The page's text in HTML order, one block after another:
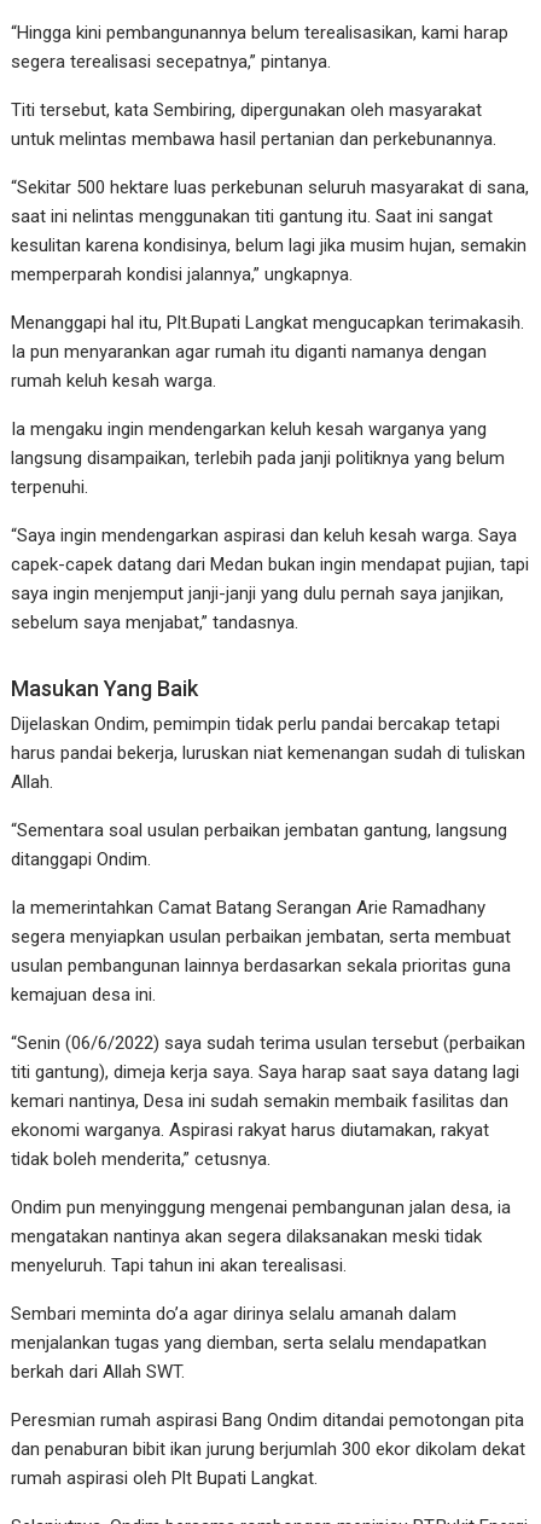
“Hingga kini pembangunannya belum terealisasikan, kami harap
segera terealisasi secepatnya,” pintanya.
Titi tersebut, kata Sembiring, dipergunakan oleh masyarakat
untuk melintas membawa hasil pertanian dan perkebunannya.
“Sekitar 500 hektare luas perkebunan seluruh masyarakat di sana,
saat ini nelintas menggunakan titi gantung itu. Saat ini sangat
kesulitan karena kondisinya, belum lagi jika musim hujan, semakin
memperparah kondisi jalannya,” ungkapnya.
Menanggapi hal itu, Plt.Bupati Langkat mengucapkan terimakasih.
Ia pun menyarankan agar rumah itu diganti namanya dengan
rumah keluh kesah warga.
Ia mengaku ingin mendengarkan keluh kesah warganya yang
langsung disampaikan, terlebih pada janji politiknya yang belum
terpenuhi.
“Saya ingin mendengarkan aspirasi dan keluh kesah warga. Saya
capek-capek datang dari Medan bukan ingin mendapat pujian, tapi
saya ingin menjemput janji-janji yang dulu pernah saya janjikan,
sebelum saya menjabat,” tandasnya.
Masukan Yang Baik
Dijelaskan Ondim, pemimpin tidak perlu pandai bercakap tetapi
harus pandai bekerja, luruskan niat kemenangan sudah di tuliskan
Allah.
“Sementara soal usulan perbaikan jembatan gantung, langsung
ditanggapi Ondim.
Ia memerintahkan Camat Batang Serangan Arie Ramadhany
segera menyiapkan usulan perbaikan jembatan, serta membuat
usulan pembangunan lainnya berdasarkan sekala prioritas guna
kemajuan desa ini.
“Senin (06/6/2022) saya sudah terima usulan tersebut (perbaikan
titi gantung), dimeja kerja saya. Saya harap saat saya datang lagi
kemari nantinya, Desa ini sudah semakin membaik fasilitas dan
ekonomi warganya. Aspirasi rakyat harus diutamakan, rakyat
tidak boleh menderita,” cetusnya.
Ondim pun menyinggung mengenai pembangunan jalan desa, ia
mengatakan nantinya akan segera dilaksanakan meski tidak
menyeluruh. Tapi tahun ini akan terealisasi.
Sembari meminta do’a agar dirinya selalu amanah dalam
menjalankan tugas yang diemban, serta selalu mendapatkan
berkah dari Allah SWT.
Peresmian rumah aspirasi Bang Ondim ditandai pemotongan pita
dan penaburan bibit ikan jurung berjumlah 300 ekor dikolam dekat
rumah aspirasi oleh Plt Bupati Langkat.